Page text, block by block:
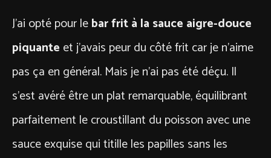
J’ai opté pour lebar frit à la sauce aigre-douce
piquante et j’avais peur du côté frit car je n’aime
pas ça en général. Mais je n’ai pas été déçu. Il
s’est avéré être un plat remarquable, équilibrant
parfaitement le croustillant du poisson avec une
sauce exquise qui titille les papilles sans les